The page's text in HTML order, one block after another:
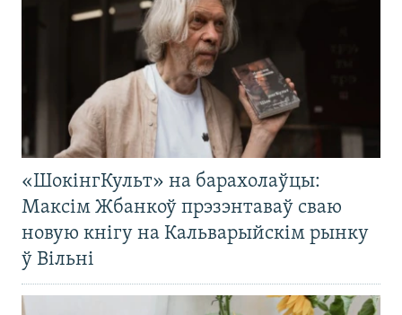
«ШокінгКульт» на барахолаўцы:
Максім Жбанкоў прэзэнтаваў сваю
новую кнігу на Кальварыйскім рынку
ў Вільні